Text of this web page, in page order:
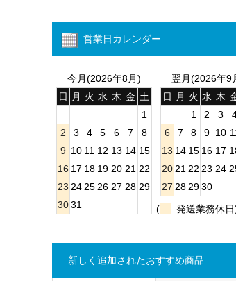
営業日カレンダー
今月(2026年8月)
日
月 火 水 木 金 土
1
2
3 4 5 6 7
8
9 10 11 12 13 14 15
16 17 18 19 20 21 22
23 24 25 26 27 28 29
30 31
翌月(2026年9
日
月 火 水 木
1
2 3
6
7 8 9 10
13 14 15 16 17
20 21 22 23 24
27 28 29 30
(
発送業務休日
新しく追加されたおすすめ商品